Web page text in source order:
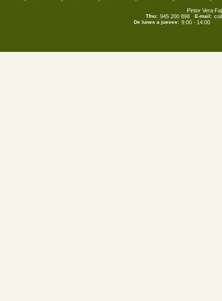
Pintor Vera
Tfno: 945 200 898 E-mail:
De lunes a jueves: 9:00 - 14:00